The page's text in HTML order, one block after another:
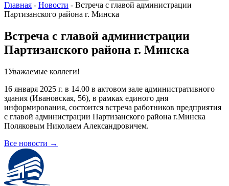
Главная - Новости - Встреча с главой администрации
Партизанского района г. Минска
Встреча с главой администрации
Партизанского района г. Минска
1Уважаемые коллеги!
16 января 2025 г. в 14.00 в актовом зале административного
здания (Ивановская, 56), в рамках единого дня
информирования, состоится встреча работников предприятия
с главой администрации Партизанского района г.Минска
Поляковым Николаем Александровичем.
Все новости →